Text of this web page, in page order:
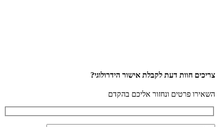
צריכים חוות דעת לקבלת אישור הידרולוגי?
השאירו פרטים ונחזור אליכם בהקדם